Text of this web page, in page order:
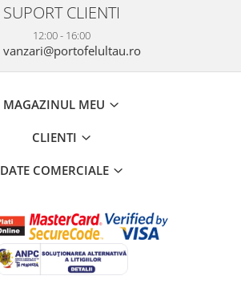
SUPORT CLIENTI
12:00 - 16:00
vanzari@portofelultau.ro
MAGAZINUL MEU
CLIENTI
DATE COMERCIALE